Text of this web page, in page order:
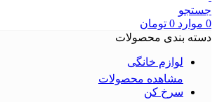
جستجو
0 موارد 0 تومان
دسته بندی محصولات
لوازم خانگی
مشاهده محصولات
سرخ کن